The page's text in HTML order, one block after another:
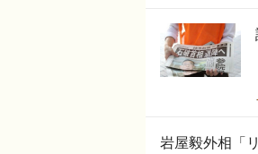
岩屋毅外相「